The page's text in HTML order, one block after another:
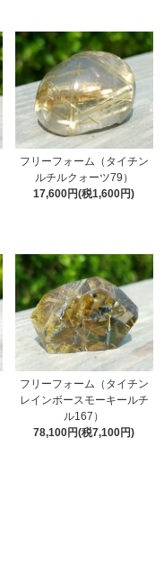
フリーフォーム（タイチン
ルチルクォーツ79）
17,600円(税1,600円)
フリーフォーム（タイチン
レインボースモーキールチ
ル167）
78,100円(税7,100円)